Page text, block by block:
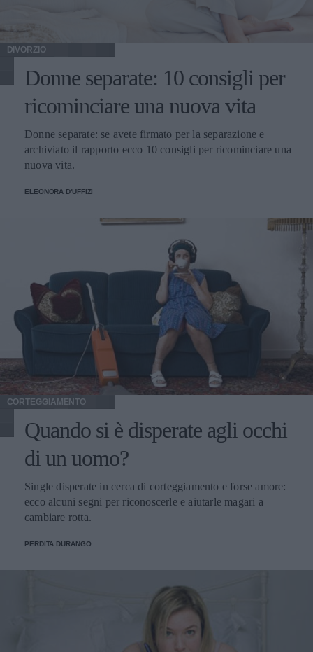
DIVORZIO
Donne separate: 10 consigli per
ricominciare una nuova vita
Donne separate: se avete firmato per la separazione e
archiviato il rapporto ecco 10 consigli per ricominciare una
nuova vita.
ELEONORA D'UFFIZI
CORTEGGIAMENTO
Quando si è disperate agli occhi
di un uomo?
Single disperate in cerca di corteggiamento e forse amore:
ecco alcuni segni per riconoscerle e aiutarle magari a
cambiare rotta.
PERDITA DURANGO